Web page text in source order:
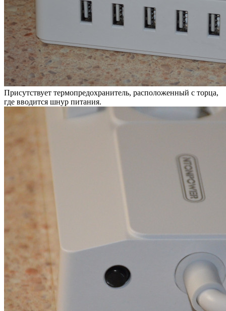
Присутствует термопредохранитель, расположенный с торца,
где вводится шнур питания.